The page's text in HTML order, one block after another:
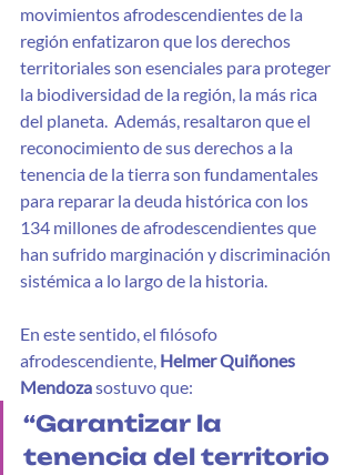
movimientos afrodescendientes de la
región enfatizaron que los derechos
territoriales son esenciales para proteger
la biodiversidad de la región, la más rica
del planeta.  Además, resaltaron que el
reconocimiento de sus derechos a la
tenencia de la tierra son fundamentales
para reparar la deuda histórica con los
134 millones de afrodescendientes que
han sufrido marginación y discriminación
sistémica a lo largo de la historia.
En este sentido, el filósofo
afrodescendiente, Helmer Quiñones
Mendoza sostuvo que:
“Garantizar la
tenencia del territorio